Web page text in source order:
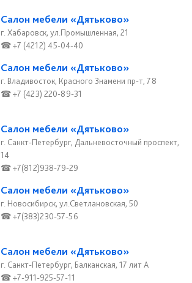
Салон мебели «Дятьково»
г. Хабаровск, ул.Промышленная, 21
☎ +7 (4212) 45-04-40
Салон мебели «Дятьково»
г. Владивосток, Красного Знамени пр-т, 78
☎ +7 (423) 220-89-31
Салон мебели «Дятьково»
г. Санкт-Петербург, Дальневосточный проспект,
14
☎ +7(812)938-79-29
Салон мебели «Дятьково»
г. Новосибирск, ул.Светлановская, 50
☎ +7(383)230-57-56
Салон мебели «Дятьково»
г. Санкт-Петербург, Балканская, 17 лит А
☎ +7-911-925-57-11